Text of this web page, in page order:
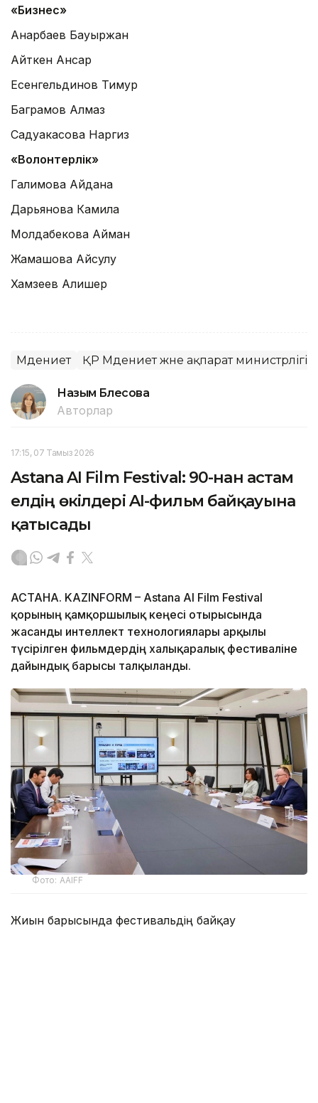
«Бизнес»
Анарбаев Бауыржан
Айткен Ансар
Есенгельдинов Тимур
Баграмов Алмаз
Садуакасова Наргиз
«Волонтерлік»
Галимова Айдана
Дарьянова Камила
Молдабекова Айман
Жамашова Айсулу
Хамзеев Алишер
Мәдениет ҚР Мәдениет және ақпарат министрлігі
Назым Бөлесова
Авторлар
17:15, 07 Тамыз 2026
Astana AI Film Festival: 90-нан астам
елдің өкілдері AI-фильм байқауына
қатысады
АСТАНА. KAZINFORM – Astana AI Film Festival
қорының қамқоршылық кеңесі отырысында
жасанды интеллект технологиялары арқылы
түсірілген фильмдердің халықаралық фестиваліне
дайындық барысы талқыланды.
Фото: AAIFF
Жиын барысында фестивальдің байқау